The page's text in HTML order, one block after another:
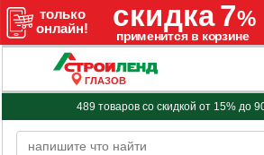
ГЛАЗОВ
489 товаров со скидкой от 15% до